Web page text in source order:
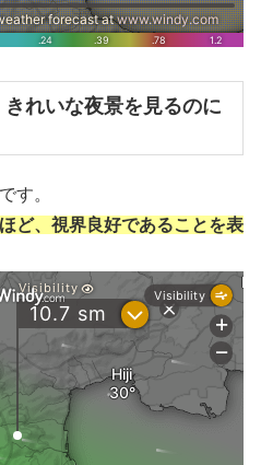
れいな夜景を見るのに
す。
ど、視界良好であることを表